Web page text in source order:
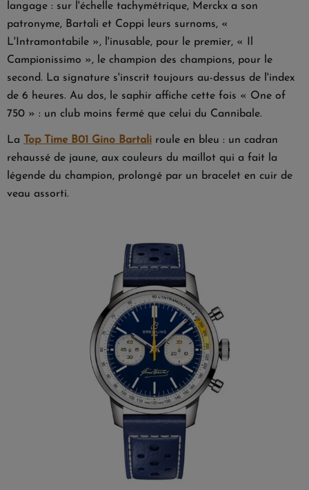
langage : sur l'échelle tachymétrique, Merckx a son
patronyme, Bartali et Coppi leurs surnoms, «
L'Intramontabile », l'inusable, pour le premier, « Il
Campionissimo », le champion des champions, pour le
second. La signature s'inscrit toujours au-dessus de l'index
de 6 heures. Au dos, le saphir affiche cette fois « One of
750 » : un club moins fermé que celui du Cannibale.
La Top Time B01 Gino Bartali roule en bleu : un cadran
rehaussé de jaune, aux couleurs du maillot qui a fait la
légende du champion, prolongé par un bracelet en cuir de
veau assorti.